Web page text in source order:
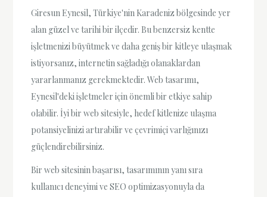
Giresun Eynesil, Türkiye'nin Karadeniz bölgesinde yer
alan güzel ve tarihi bir ilçedir. Bu benzersiz kentte
işletmenizi büyütmek ve daha geniş bir kitleye ulaşmak
istiyorsanız, internetin sağladığı olanaklardan
yararlanmanız gerekmektedir. Web tasarımı,
Eynesil'deki işletmeler için önemli bir etkiye sahip
olabilir. İyi bir web sitesiyle, hedef kitlenize ulaşma
potansiyelinizi artırabilir ve çevrimiçi varlığınızı
güçlendirebilirsiniz.
Bir web sitesinin başarısı, tasarımının yanı sıra
kullanıcı deneyimi ve SEO optimizasyonuyla da